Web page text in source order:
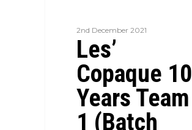
2nd December 2021
Les’
Copaque 10
Years Team
1 (Batch